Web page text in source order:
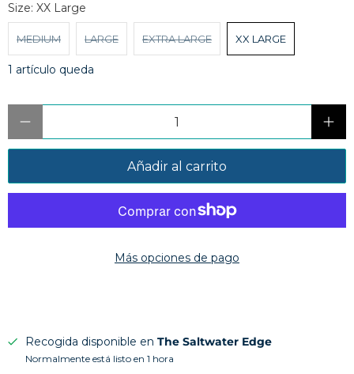
Size: XX Large
MEDIUM LARGE EXTRA LARGE XX LARGE
1 artículo queda
Añadir al carrito
Más opciones de pago
Recogida disponible en The Saltwater Edge
Normalmente está listo en 1 hora